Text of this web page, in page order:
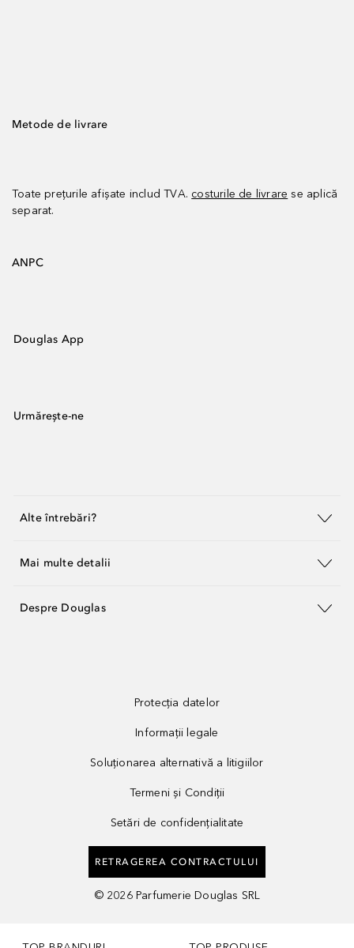
Metode de livrare
Toate prețurile afișate includ TVA. costurile de livrare se aplică
separat.
ANPC
Douglas App
Urmărește-ne
Alte întrebări?
Mai multe detalii
Despre Douglas
Protecția datelor
Informații legale
Soluționarea alternativă a litigiilor
Termeni și Condiții
Setări de confidențialitate
RETRAGEREA CONTRACTULUI
© 2026 Parfumerie Douglas SRL